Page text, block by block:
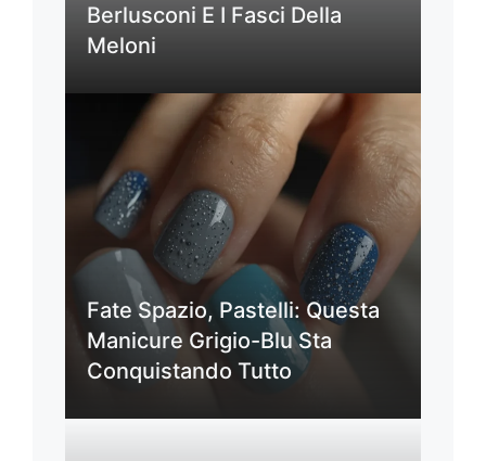
Berlusconi E I Fasci Della
Meloni
Fate Spazio, Pastelli: Questa
Manicure Grigio-Blu Sta
Conquistando Tutto